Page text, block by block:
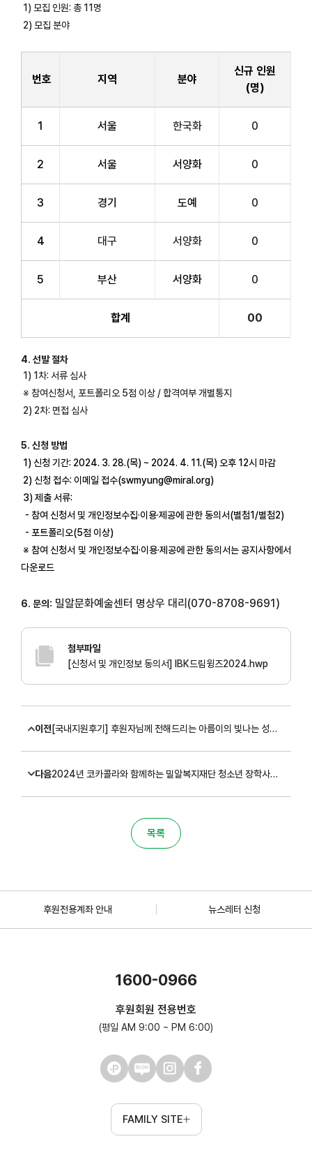
1) 모집 인원: 총 11명
2) 모집 분야
번호 지역 분야
신규 인원
(명)
1 서울 한국화 0
2 서울 서양화 0
3 경기 도예 0
4 대구 서양화 0
5 부산 서양화 0
합계 00
4. 선발 절차
1) 1차: 서류 심사
※ 참여신청서, 포트폴리오 5점 이상 / 합격여부 개별통지
2) 2차: 면접 심사
5. 신청 방법
1) 신청 기간: 2024. 3. 28.(목) ~ 2024. 4. 11.(목) 오후 12시 마감
2) 신청 접수: 이메일 접수(swmyung@miral.org)
3) 제출 서류:
- 참여 신청서 및 개인정보수집·이용·제공에 관한 동의서(별첨1/별첨2)
- 포트폴리오(5점 이상)
※ 참여 신청서 및 개인정보수집·이용·제공에 관한 동의서는 공지사항에서
다운로드
6. 문의: 밀알문화예술센터 명상우 대리(070-8708-9691)
첨부파일
[신청서 및 개인정보 동의서] IBK드림윙즈2024.hwp
이전 [국내지원후기] 후원자님께 전해드리는 아름이의 빛나는 성장 이야기
다음 2024년 코카콜라와 함께하는 밀알복지재단 청소년 장학사업 신규 장학생 모집 안내
목록
후원전용계좌 안내 뉴스레터 신청
1600-0966
후원회원 전용번호
(평일 AM 9:00 ~ PM 6:00)
FAMILY SITE